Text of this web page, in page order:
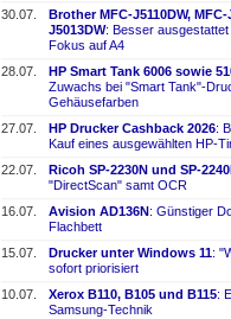
30.07.
Brother MFC-​J5110DW, MFC-
J5013DW: Besser
Fokus auf A4
28.07.
HP Smart Tank 6006 sowie
Zuwachs bei "Smart Tank"-
Gehäusefarben
27.07.
HP Drucker Cashback 2026:
Kauf eines ausgewählten HP-
22.07.
Ricoh SP-​2230N und SP-
"DirectScan" samt OCR
16.07.
Avision AD136N : Günstiger
Flachbett
15.07.
Drucker unter Windows 11:
sofort priorisiert
10.07.
Xerox B110, B105 und B115:
Samsung-​Technik